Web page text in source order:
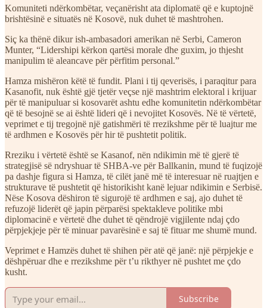
Komuniteti ndërkombëtar, veçanërisht ata diplomatë që e kuptojnë
brishtësinë e situatës në Kosovë, nuk duhet të mashtrohen.
Siç ka thënë dikur ish-ambasadori amerikan në Serbi, Cameron
Munter, “Lidershipi kërkon qartësi morale dhe guxim, jo thjesht
manipulim të aleancave për përfitim personal.”
Hamza mishëron këtë të fundit. Plani i tij qeverisës, i paraqitur para
Kasanofit, nuk është gjë tjetër veçse një mashtrim elektoral i krijuar
për të manipuluar si kosovarët ashtu edhe komunitetin ndërkombëtar
që të besojnë se ai është lideri që i nevojitet Kosovës. Në të vërtetë,
veprimet e tij tregojnë një gatishmëri të rrezikshme për të luajtur me
të ardhmen e Kosovës për hir të pushtetit politik.
Rreziku i vërtetë është se Kasanof, nën ndikimin më të gjerë të
strategjisë së ndryshuar të SHBA-ve për Ballkanin, mund të fuqizojë
pa dashje figura si Hamza, të cilët janë më të interesuar në ruajtjen e
strukturave të pushtetit që historikisht kanë lejuar ndikimin e Serbisë.
Nëse Kosova dëshiron të sigurojë të ardhmen e saj, ajo duhet të
refuzojë liderët që japin përparësi spektakleve politike mbi
diplomacinë e vërtetë dhe duhet të qëndrojë vigjilente ndaj çdo
përpjekjeje për të minuar pavarësinë e saj të fituar me shumë mund.
Veprimet e Hamzës duhet të shihen për atë që janë: një përpjekje e
dëshpëruar dhe e rrezikshme për t’u rikthyer në pushtet me çdo
kusht.
Subscribe